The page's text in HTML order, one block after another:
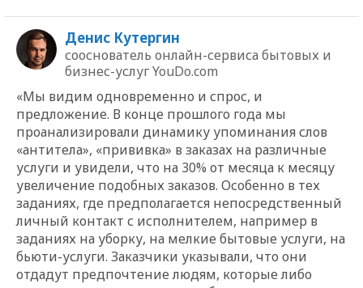
Денис Кутергин
сооснователь онлайн-сервиса бытовых и
бизнес-услуг YouDo.com
«Мы видим одновременно и спрос, и
предложение. В конце прошлого года мы
проанализировали динамику упоминания слов
«антитела», «прививка» в заказах на различные
услуги и увидели, что на 30% от месяца к месяцу
увеличение подобных заказов. Особенно в тех
заданиях, где предполагается непосредственный
личный контакт с исполнителем, например в
заданиях на уборку, на мелкие бытовые услуги, на
бьюти-услуги. Заказчики указывали, что они
отдадут предпочтение людям, которые либо